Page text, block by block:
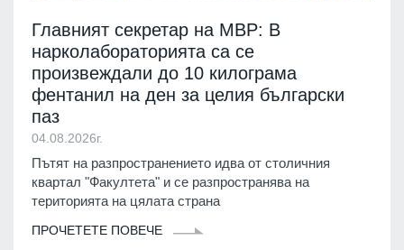
Главният секретар на МВР: В
нарколабораторията са се
произвеждали до 10 килограма
фентанил на ден за целия български
паз
04.08.2026г.
Пътят на разпространението идва от столичния
квартал "Факултета" и се разпространява на
територията на цялата страна
ПРОЧЕТЕТЕ ПОВЕЧЕ